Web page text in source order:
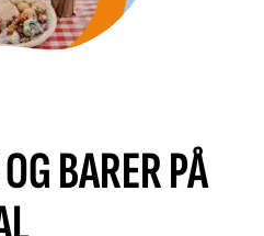
BARER PÅ